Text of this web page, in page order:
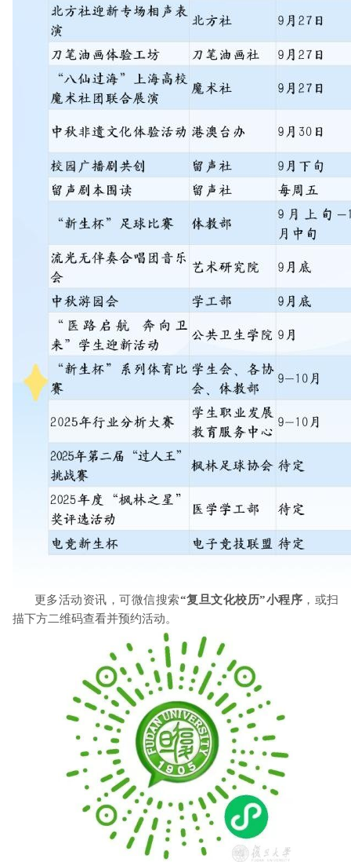
更多活动资讯，可微信搜索“复旦文化校历”小程序 ，或扫
描下方二维码查看并预约活动。